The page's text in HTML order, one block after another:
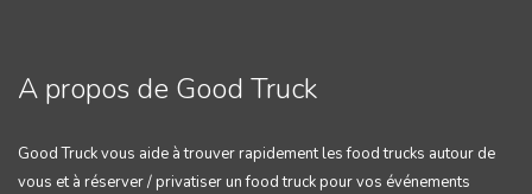
A propos de Good Truck
Good Truck vous aide à trouver rapidement les food trucks autour de
vous et à réserver / privatiser un food truck pour vos événements